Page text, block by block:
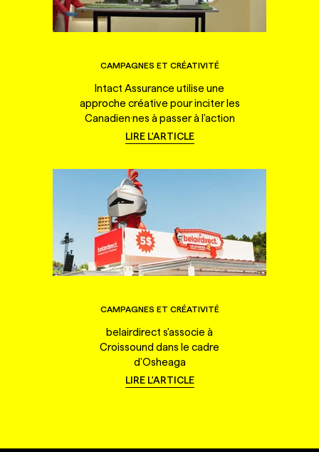
CAMPAGNES ET CRÉATIVITÉ
Intact Assurance utilise une
approche créative pour inciter les
Canadien·nes à passer à l'action
LIRE L'ARTICLE
CAMPAGNES ET CRÉATIVITÉ
belairdirect s'associe à
Croissound dans le cadre
d'Osheaga
LIRE L'ARTICLE